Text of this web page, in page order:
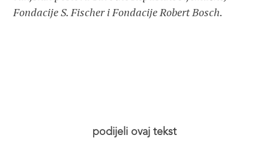
Fondacije S. Fischer i Fondacije Robert Bosch.
podijeli ovaj tekst